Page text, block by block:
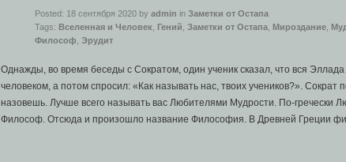
Posted: 18 сентября 2020 by admin in Заметки от Остапа
Tags: Вселенная и Человек Гений Заметки от Остапа Мироздание
Философ Эрудит
Однажды, во время беседы с Сократом, один ученик сказал, что вся
человеком, а потом спросил: «Как называть нас, твоих учеников?». Сократ
назовешь. Лучше всего называть вас Любителями Мудрости. По-гречески
Философ. Отсюда и произошло название Философия. В Древней Греции